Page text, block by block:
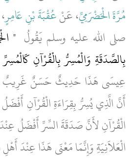
مُرَّةَ الْحَضْرَمِيِّ، عَنْعُقْبَةَ بْنِ عَامِرٍ
صلى الله عليه وسلم يَقُولُ ‏ "‏
بِالصَّدَقَةِ وَالْمُسِرُّ بِالْقُرْآنِ
عِيسَى هَذَا حَدِيثٌ حَسَنٌ غَرِيبٌ ‏.‏
أَنَّ الَّذِي يُسِرُّ بِقِرَاءَةِ الْقُرْآنِ
الْقُرْآنِ لأَنَّ صَدَقَةَ السِّرِّ أَفْضَلُ
الْعَلاَنِيَةِ وَإِنَّمَا مَعْنَى هَذَا عِنْدَ